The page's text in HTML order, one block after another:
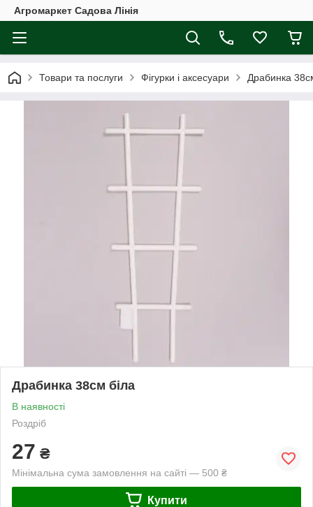
Агромаркет Садова Лінія
Товари та послуги Фігурки і аксесуари Драбинка
Драбинка 38см біла
В наявності
Роздріб
27 ₴
Мінімальна сума замовлення на сайті — 500 ₴
Купити